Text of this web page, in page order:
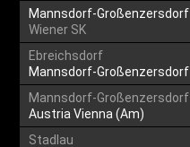
Mannsdorf-Großenzersdorf
Wiener SK
Ebreichsdorf
Mannsdorf-Großenzersdorf
Mannsdorf-Großenzersdorf
Austria Vienna (Am)
Stadlau